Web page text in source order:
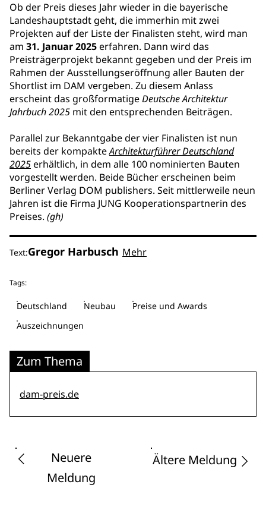
Ob der Preis dieses Jahr wieder in die bayerische
Landeshauptstadt geht, die immerhin mit zwei
Projekten auf der Liste der Finalisten steht, wird man
am 31. Januar 2025erfahren. Dann wird das
Preisträgerprojekt bekannt gegeben und der Preis im
Rahmen der Ausstellungseröffnung aller Bauten der
Shortlist im DAM vergeben. Zu diesem Anlass
erscheint das großformatigeDeutsche Architektur
Jahrbuch 2025 mit den entsprechenden Beiträgen.
Parallel zur Bekanntgabe der vier Finalisten ist nun
bereits der kompakteArchitekturführer Deutschland
2025erhältlich, in dem alle 100 nominierten Bauten
vorgestellt werden. Beide Bücher erscheinen beim
Berliner Verlag DOM publishers. Seit mittlerweile neun
Jahren ist die Firma JUNG Kooperationspartnerin des
Preises. (gh)
Text:Gregor Harbusch Mehr
Tags:
Deutschland Neubau
Preise und Awards
Auszeichnungen
Zum Thema
dam-preis.de
Neuere
Meldung
Ältere Meldung